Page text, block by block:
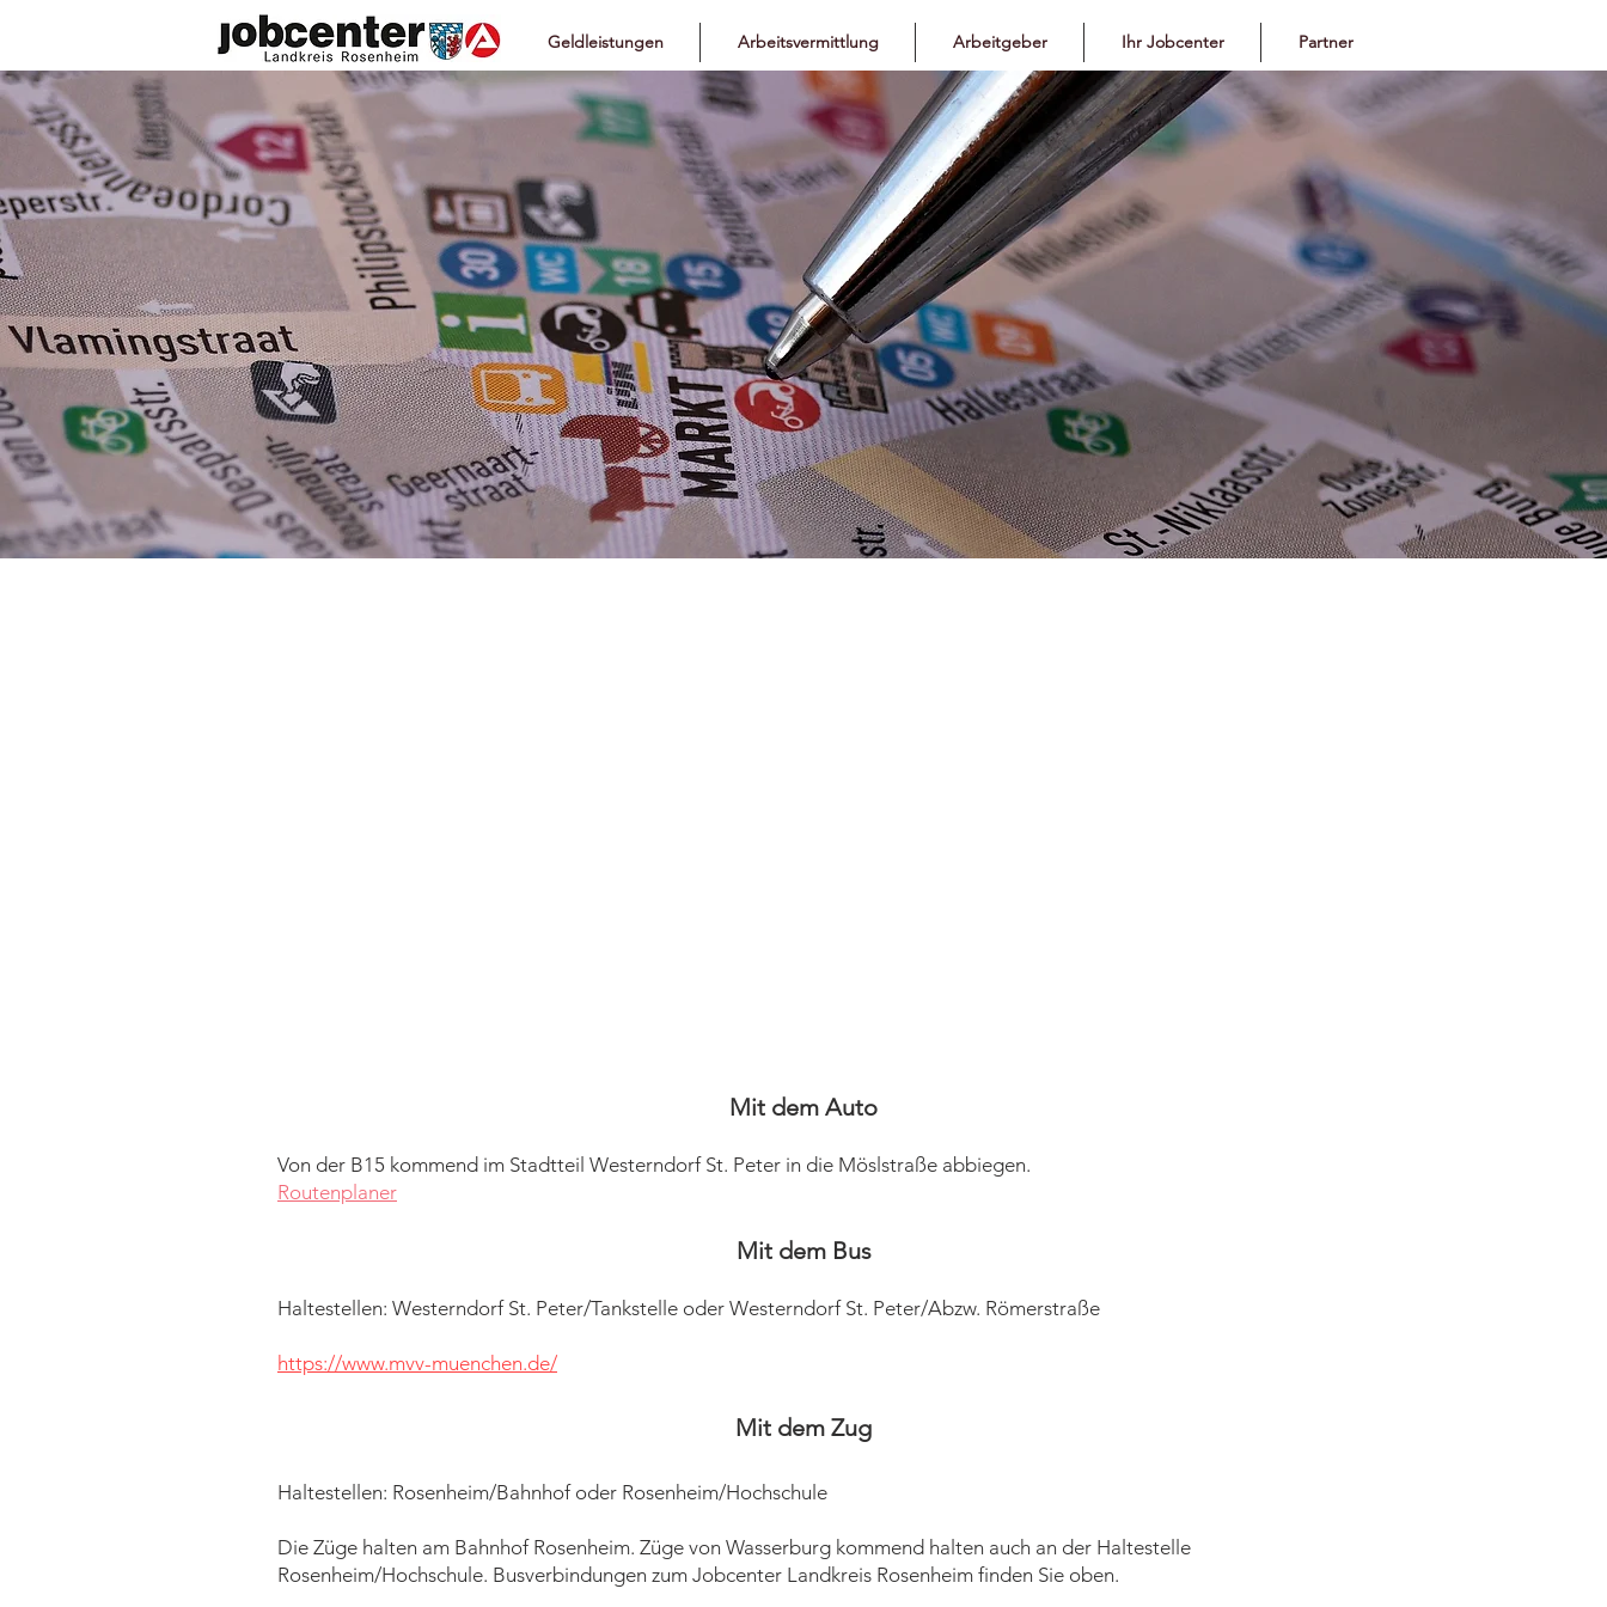
Geldleistungen Arbeitsvermittlung Arbeitgeber Ihr Jobcenter Partner
Mit dem Auto
Von der B15 kommend im Stadtteil Westerndorf St. Peter in die Möslstraße abbiegen.
Routenplaner
Mit dem Bus
Haltestellen: Westerndorf St. Peter/Tankstelle oder Westerndorf St. Peter/Abzw. Römerstraße
https://www.mvv-muenchen.de/
Mit dem Zug
Haltestellen: Rosenheim/Bahnhof oder Rosenheim/Hochschule
Die Züge halten am Bahnhof Rosenheim. Züge von Wasserburg kommend halten auch an der Haltestelle
Rosenheim/Hochschule. Busverbindungen zum Jobcenter Landkreis Rosenheim finden Sie oben.